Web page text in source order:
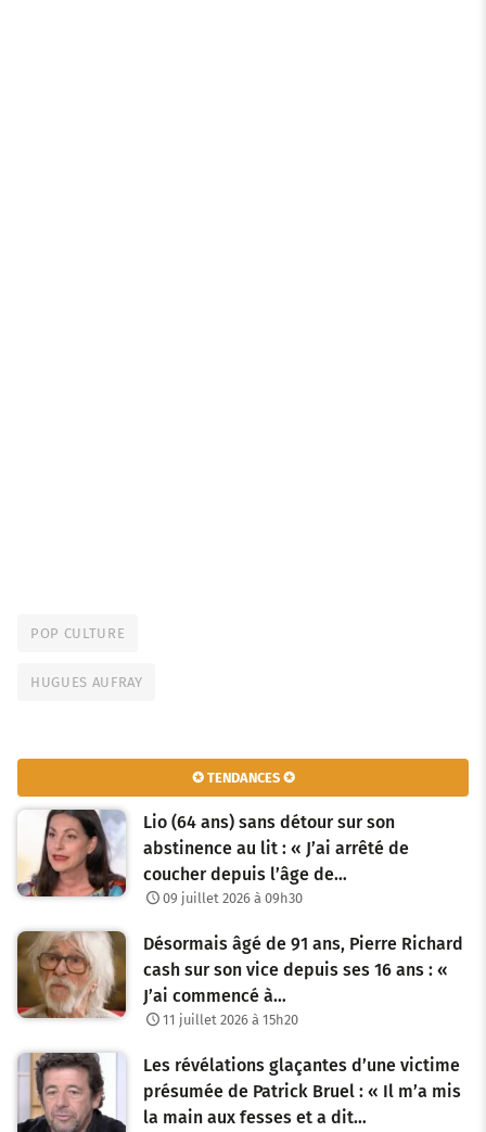
POP CULTURE
HUGUES AUFRAY
✪ TENDANCES ✪
Lio (64 ans) sans détour sur son
abstinence au lit : « J’ai arrêté de
coucher depuis l’âge de…
09 juillet 2026 à 09h30
Désormais âgé de 91 ans, Pierre Richard
cash sur son vice depuis ses 16 ans : «
J’ai commencé à…
11 juillet 2026 à 15h20
Les révélations glaçantes d’une victime
présumée de Patrick Bruel : « Il m’a mis
la main aux fesses et a dit…